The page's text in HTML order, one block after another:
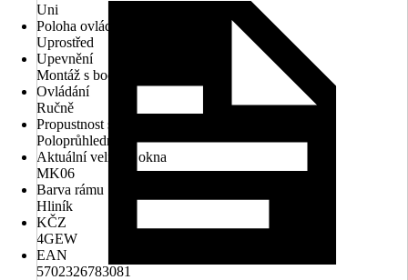
Uni
Poloha ovládacího mechanismu
Uprostřed
Upevnění
Montáž s bočním vedením
Ovládání
Ručně
Propustnost světla
Poloprůhledný
Aktuální velikost okna
MK06
Barva rámu
Hliník
KČZ
4GEW
EAN
5702326783081